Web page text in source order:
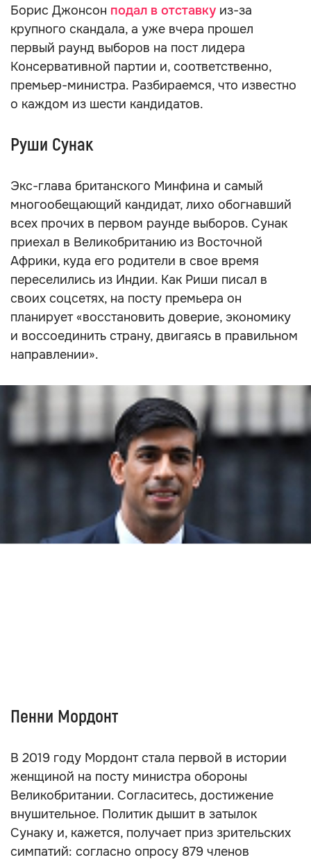
Борис Джонсон подал в отставку из-за
крупного скандала, а уже вчера прошел
первый раунд выборов на пост лидера
Консервативной партии и, соответственно,
премьер-министра. Разбираемся, что известно
о каждом из шести кандидатов.
Руши Сунак
Экс-глава британского Минфина и самый
многообещающий кандидат, лихо обогнавший
всех прочих в первом раунде выборов. Сунак
приехал в Великобританию из Восточной
Африки, куда его родители в свое время
переселились из Индии. Как Риши писал в
своих соцсетях, на посту премьера он
планирует «восстановить доверие, экономику
и воссоединить страну, двигаясь в правильном
направлении».
Пенни Мордонт
В 2019 году Мордонт стала первой в истории
женщиной на посту министра обороны
Великобритании. Согласитесь, достижение
внушительное. Политик дышит в затылок
Сунаку и, кажется, получает приз зрительских
симпатий: согласно опросу 879 членов